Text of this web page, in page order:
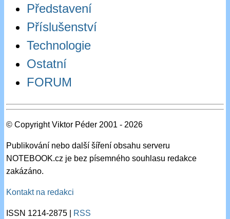
Představení
Příslušenství
Technologie
Ostatní
FORUM
© Copyright Viktor Péder 2001 - 2026
Publikování nebo další šíření obsahu serveru
NOTEBOOK.cz je bez písemného souhlasu redakce
zakázáno.
Kontakt na redakci
ISSN 1214-2875 | RSS